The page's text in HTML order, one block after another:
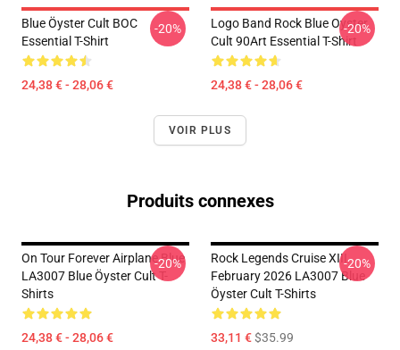
Blue Öyster Cult BOC
Essential T-Shirt
24,38 € - 28,06 €
-20%
Logo Band Rock Blue Oyster
Cult 90Art Essential T-Shirt
24,38 € - 28,06 €
-20%
VOIR PLUS
Produits connexes
On Tour Forever Airplane Blue
LA3007 Blue Öyster Cult T-
Shirts
24,38 € - 28,06 €
-20%
Rock Legends Cruise XIII
February 2026 LA3007 Blue
Öyster Cult T-Shirts
33,11 €$35.99
-20%